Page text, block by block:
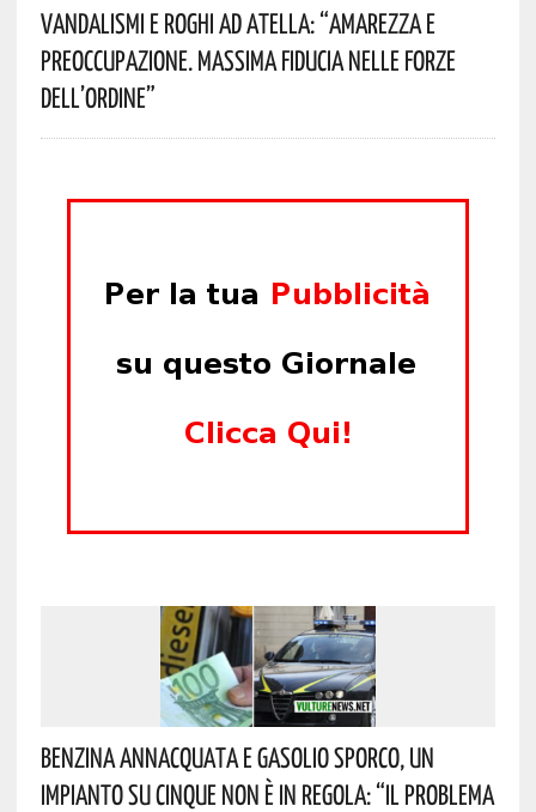
Vandalismi E Roghi Ad Atella: “Amarezza E
Preoccupazione. Massima Fiducia Nelle Forze
Dell’Ordine”
Benzina Annacquata E Gasolio Sporco, Un
Impianto Su Cinque Non È In Regola: “il Problema